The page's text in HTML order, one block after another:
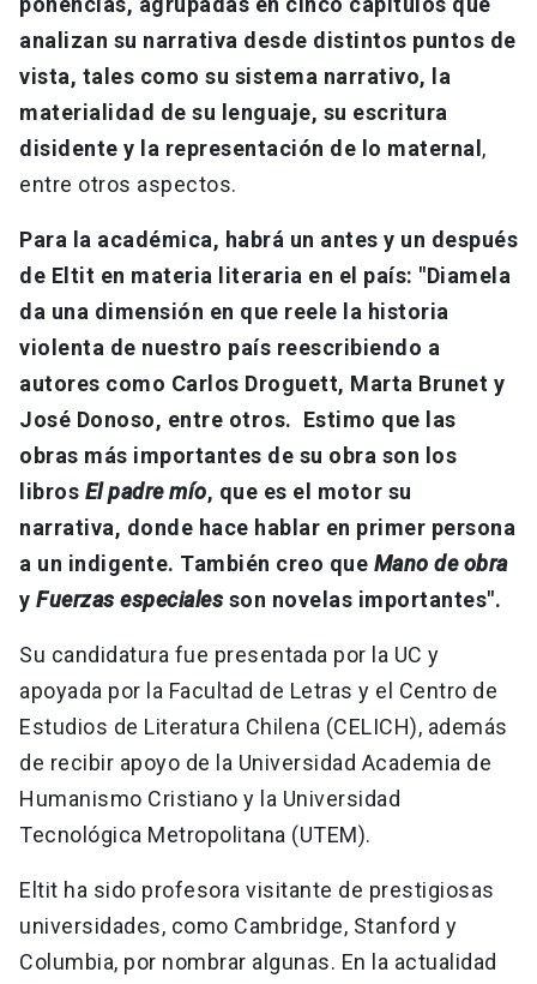
analizan su narrativa desde distintos puntos de
vista, tales como su sistema narrativo, la
materialidad de su lenguaje, su escritura
disidente y la representación de lo maternal ,
entre otros aspectos.
Para la académica, habrá un antes y un después
de Eltit en materia literaria en el país: "Diamela
da una dimensión en que reele la historia
violenta de nuestro país reescribiendo a
autores como Carlos Droguett, Marta Brunet y
José Donoso, entre otros. Estimo que las
obras más importantes de su obra son los
libros El padre mío, que es el motor su
narrativa, donde hace hablar en primer persona
a un indigente. También creo que Mano de obra
y Fuerzas especialesson novelas importantes".
Su candidatura fue presentada por la UC y
apoyada por la Facultad de Letras y el Centro de
Estudios de Literatura Chilena (CELICH), además
de recibir apoyo de la Universidad Academia de
Humanismo Cristiano y la Universidad
Tecnológica Metropolitana (UTEM).
Eltit ha sido profesora visitante de prestigiosas
universidades, como Cambridge, Stanford y
Columbia, por nombrar algunas. En la actualidad